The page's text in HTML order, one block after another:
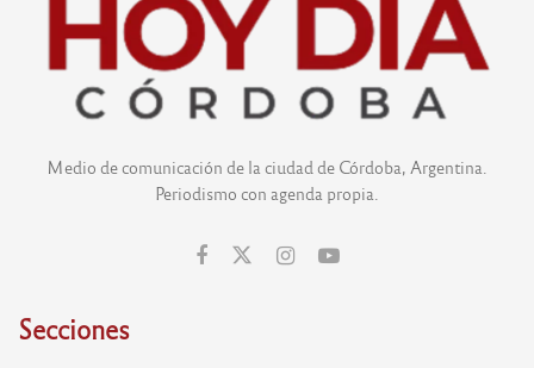
Medio de comunicación de la ciudad de Córdoba, Argentina.
Periodismo con agenda propia.
Secciones